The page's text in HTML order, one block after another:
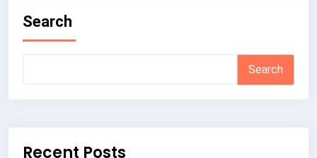
Search
Search
Recent Posts